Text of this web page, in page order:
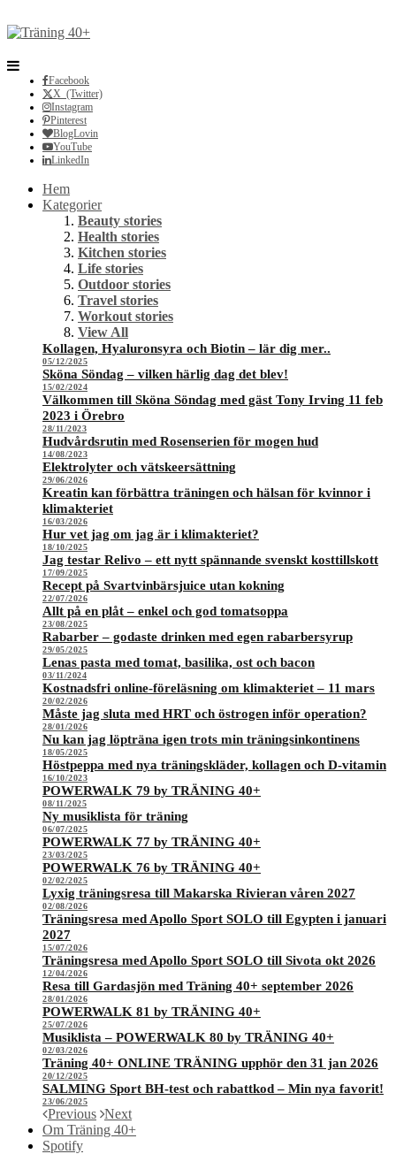
Facebook
X (Twitter)
Instagram
Pinterest
BlogLovin
YouTube
LinkedIn
Hem
Kategorier
Beauty stories
Health stories
Kitchen stories
Life stories
Outdoor stories
Travel stories
Workout stories
View All
Kollagen, Hyaluronsyra och Biotin – lär dig mer..
05/12/2025
Sköna Söndag – vilken härlig dag det blev!
15/02/2024
Välkommen till Sköna Söndag med gäst Tony Irving 11 feb
2023 i Örebro
28/11/2023
Hudvårdsrutin med Rosenserien för mogen hud
14/08/2023
Elektrolyter och vätskeersättning
29/06/2026
Kreatin kan förbättra träningen och hälsan för kvinnor i
klimakteriet
16/03/2026
Hur vet jag om jag är i klimakteriet?
18/10/2025
Jag testar Relivo – ett nytt spännande svenskt kosttillskott
17/09/2025
Recept på Svartvinbärsjuice utan kokning
22/07/2026
Allt på en plåt – enkel och god tomatsoppa
23/08/2025
Rabarber – godaste drinken med egen rabarbersyrup
29/05/2025
Lenas pasta med tomat, basilika, ost och bacon
03/11/2024
Kostnadsfri online-föreläsning om klimakteriet – 11 mars
20/02/2026
Måste jag sluta med HRT och östrogen inför operation?
28/01/2026
Nu kan jag löpträna igen trots min träningsinkontinens
18/05/2025
Höstpeppa med nya träningskläder, kollagen och D-vitamin
16/10/2023
POWERWALK 79 by TRÄNING 40+
08/11/2025
Ny musiklista för träning
06/07/2025
POWERWALK 77 by TRÄNING 40+
23/03/2025
POWERWALK 76 by TRÄNING 40+
02/02/2025
Lyxig träningsresa till Makarska Rivieran våren 2027
02/08/2026
Träningsresa med Apollo Sport SOLO till Egypten i januari
2027
15/07/2026
Träningsresa med Apollo Sport SOLO till Sivota okt 2026
12/04/2026
Resa till Gardasjön med Träning 40+ september 2026
28/01/2026
POWERWALK 81 by TRÄNING 40+
25/07/2026
Musiklista – POWERWALK 80 by TRÄNING 40+
02/03/2026
Träning 40+ ONLINE TRÄNING upphör den 31 jan 2026
20/12/2025
SALMING Sport BH-test och rabattkod – Min nya favorit!
23/06/2025
Previous Next
Om Träning 40+
Spotify